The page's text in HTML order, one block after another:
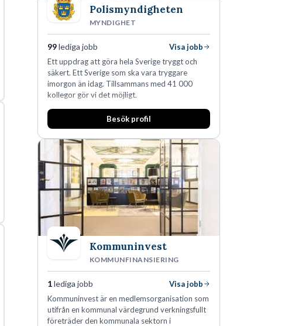
Polismyndigheten
MYNDIGHET
99lediga jobb
Visa jobb
Ett uppdrag att göra hela Sverige tryggt och
säkert. Ett Sverige som ska vara tryggare
imorgon än idag. Tillsammans med 41 000
kollegor gör vi det möjligt.
Besök profil
Kommuninvest
KOMMUNFINANSIERING
1lediga jobb
Visa jobb
Kommuninvest är en medlemsorganisation som
utifrån en kommunal värdegrund verkningsfullt
företräder den kommunala sektorn i